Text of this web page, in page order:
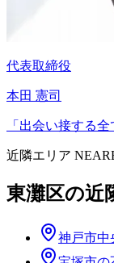
代表取締役
本田 憲司
「 出会い接する
近隣エリア
東灘区の近
神戸市中